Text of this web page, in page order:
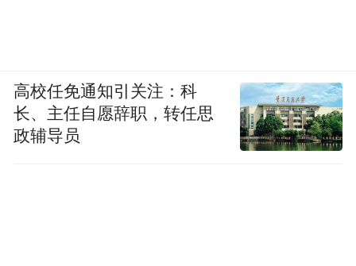
高校任免通知引关注：科
长、主任自愿辞职，转任思
政辅导员